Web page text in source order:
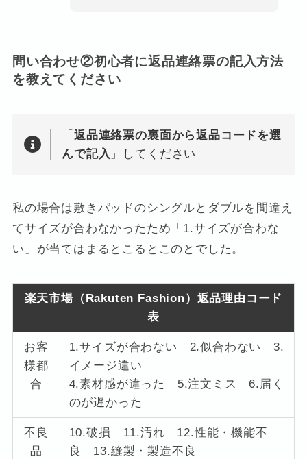
問い合わせ②初心者に返品連絡票の記入方法
を教えてください
「返品連絡票の裏面から返品コードを選
んで記入 」してください
私の場合は敷きパッドのシングルとダブルを間違え
てサイズが合わなかったため「1.サイズが合わな
い」が当てはまるとこるとこのとでした。
楽天市場（Rakuten Fashion）返品理由コード
表
お客
様都
合
1.サイズが合わない 2.似合わない 3.
イメージ違い
4.素材感が違った 5.注文ミス 6.届く
のが遅かった
不良
品
10.破損 11.汚れ 12.性能・機能不
良 13.縫製・製造不良